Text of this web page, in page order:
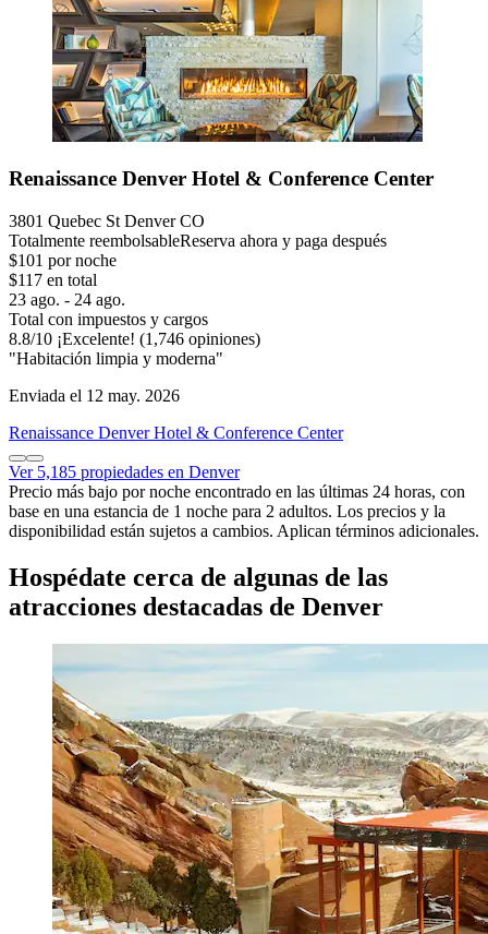
Renaissance Denver Hotel & Conference Center
3801 Quebec St Denver CO
Totalmente reembolsableReserva ahora y paga después
$101 por noche
$117 en total
23 ago. - 24 ago.
Total con impuestos y cargos
8.8/10 ¡Excelente! (1,746 opiniones)
"Habitación limpia y moderna"
Enviada el 12 may. 2026
Renaissance Denver Hotel & Conference Center
Ver 5,185 propiedades en Denver
Precio más bajo por noche encontrado en las últimas 24 horas, con
base en una estancia de 1 noche para 2 adultos. Los precios y la
disponibilidad están sujetos a cambios. Aplican términos adicionales.
Hospédate cerca de algunas de las
atracciones destacadas de Denver